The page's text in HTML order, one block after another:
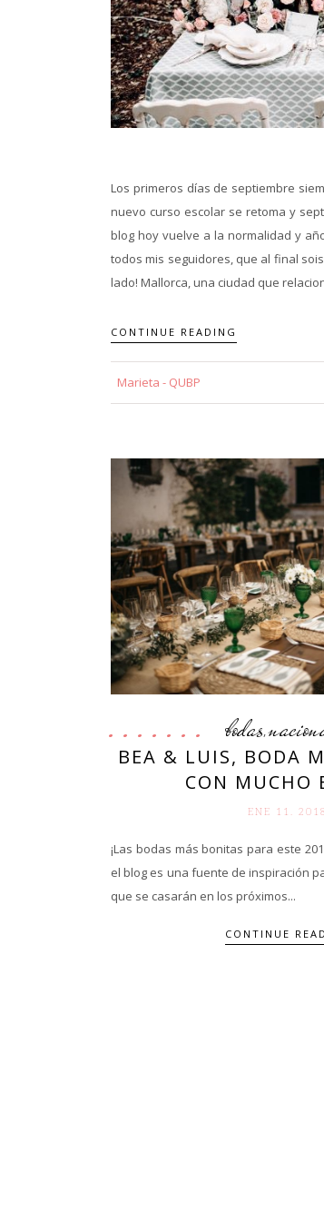
Los primeros días de septiembre
nuevo curso escolar se retoma y
blog hoy vuelve a la normalidad y
todos mis seguidores, que al final
lado! Mallorca, una ciudad que
CONTINUE READING
Marieta - QUBP
bodas,
BEA & LUIS, BODA
CON MUCHO
ENE 11. 2018
¡Las bodas más bonitas para este
el blog es una fuente de inspiración
que se casarán en los próximos...
CONTINUE